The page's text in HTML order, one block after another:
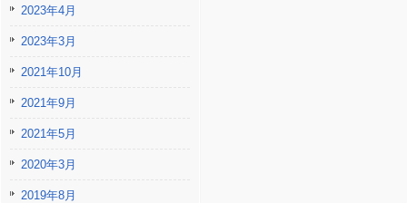
2023年4月
2023年3月
2021年10月
2021年9月
2021年5月
2020年3月
2019年8月